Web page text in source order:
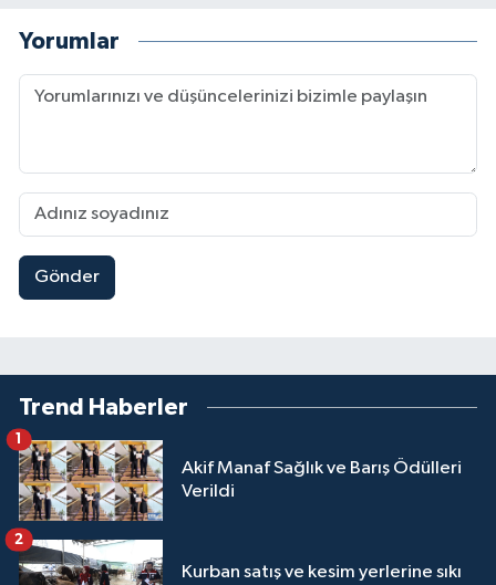
Yorumlar
Gönder
Trend Haberler
Akif Manaf Sağlık ve Barış Ödülleri
Verildi
1
Kurban satış ve kesim yerlerine sıkı
2